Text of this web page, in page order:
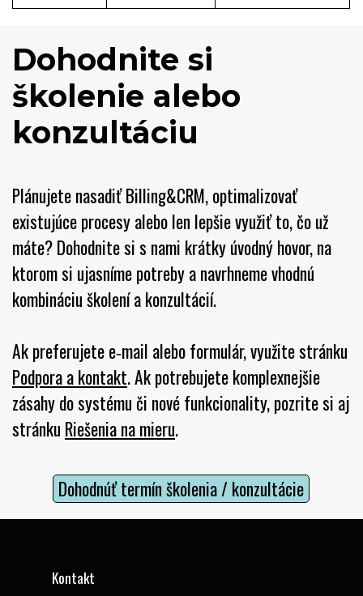
Dohodnite si
školenie alebo
konzultáciu
Plánujete nasadiť Billing&CRM, optimalizovať
existujúce procesy alebo len lepšie využiť to, čo už
máte? Dohodnite si s nami krátky úvodný hovor, na
ktorom si ujasníme potreby a navrhneme vhodnú
kombináciu školení a konzultácií.
Ak preferujete e‑mail alebo formulár, využite stránku
Podpora a kontakt. Ak potrebujete komplexnejšie
zásahy do systému či nové funkcionality, pozrite si aj
stránku Riešenia na mieru.
Dohodnúť termín školenia / konzultácie
Kontakt